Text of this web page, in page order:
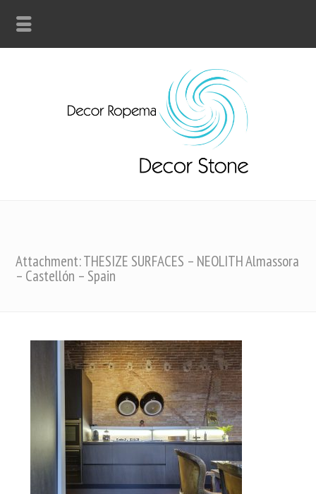
Attachment: THESIZE SURFACES – NEOLITH Almassora
– Castellón – Spain